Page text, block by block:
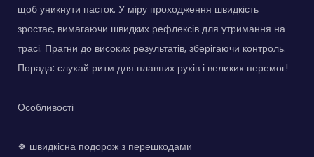
щоб уникнути пасток. У міру проходження швидкість
зростає, вимагаючи швидких рефлексів для утримання на
трасі. Прагни до високих результатів, зберігаючи контроль.
Порада: слухай ритм для плавних рухів і великих перемог!
Особливості
❖ швидкісна подорож з перешкодами